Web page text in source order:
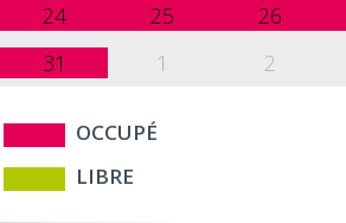
24
25 26
31
1 2
OCCUPÉ
LIBRE